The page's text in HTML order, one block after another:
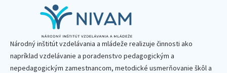
Národný inštitút vzdelávania a mládeže realizuje činnosti ako
napríklad vzdelávanie a poradenstvo pedagogickým a
nepedagogickým zamestnancom, metodické usmerňovanie škôl a